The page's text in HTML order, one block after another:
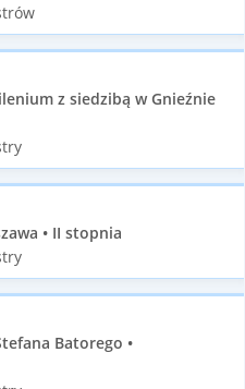
z siedzibą w Gnieźnie
• II stopnia
Batorego •